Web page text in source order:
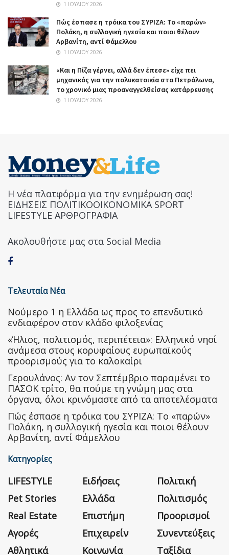
1 ΙΟΥΛΊΟΥ 2026
Πώς έσπασε η τρόικα του ΣΥΡΙΖΑ: Το «παρών»
Πολάκη, η συλλογική ηγεσία και ποιοι θέλουν
Αρβανίτη, αντί Φάμελλου
1 ΙΟΥΛΊΟΥ 2026
«Και η Πίζα γέρνει, αλλά δεν έπεσε» είχε πει
μηχανικός για την πολυκατοικία στα Πετράλωνα,
το χρονικό μιας προαναγγελθείσας κατάρρευσης
1 ΙΟΥΛΊΟΥ 2026
Η νέα πλατφόρμα για την ενημέρωση σας!
ΕΙΔΗΣΕΙΣ ΠΟΛΙΤΙΚΟΟΙΚΟΝΟΜΙΚΑ SPORT
LIFESTYLE ΑΡΘΡΟΓΡΑΦΙΑ
Ακολουθήστε μας στα Social Media
Τελευταία Νέα
Nούμερο 1 η Ελλάδα ως προς το επενδυτικό
ενδιαφέρον στον κλάδο φιλοξενίας
«Ήλιος, πολιτισμός, περιπέτεια»: Ελληνικό νησί
ανάμεσα στους κορυφαίους ευρωπαϊκούς
προορισμούς για το καλοκαίρι
Γερουλάνος: Αν τον Σεπτέμβριο παραμένει το
ΠΑΣΟΚ τρίτο, θα πούμε τη γνώμη μας στα
όργανα, όλοι κρινόμαστε από τα αποτελέσματα
Πώς έσπασε η τρόικα του ΣΥΡΙΖΑ: Το «παρών»
Πολάκη, η συλλογική ηγεσία και ποιοι θέλουν
Αρβανίτη, αντί Φάμελλου
Κατηγορίες
LIFESTYLE
Pet Stories
Real Estate
Αγορές
Αθλητικά
Ειδήσεις
Ελλάδα
Επιστήμη
Επιχειρείν
Κοινωνία
Πολιτική
Πολιτισμός
Προορισμοί
Συνεντεύξεις
Ταξίδια